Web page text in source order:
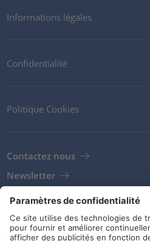
Informations légales
Confidentialité
Politique Cookies
Contactez nous
Newsletter
Clients